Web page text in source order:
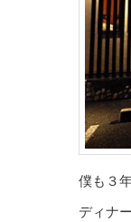
僕も３
ディナ